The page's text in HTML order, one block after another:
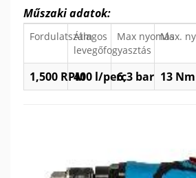
Műszaki adatok:
FordulatszámÁtlagos
levegőfogyasztás
Max nyomás
Max.
1,500 RPM400 l/perc6,3 bar 13 Nm